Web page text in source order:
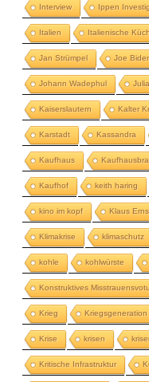
Interview Ippen
Italien Italienische
Jan Strümpel Joe
Johann Wadephul
Kaiserslautern Kalter
Karstadt Kassandra
Kaufhaus
Kaufhof keith haring
kino im kopf Klaus
Klimakrise klimaschutz
kohle kohlwürste
Konstruktives
Krieg Kriegsgeneration
Krise krisen
Kritische Infrastruktur